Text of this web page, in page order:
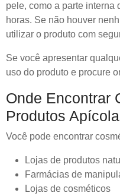
pele, como a parte interna
horas. Se não houver
utilizar o produto com
Se você apresentar
uso do produto e procure
Onde Encontrar
Produtos
Você pode encontrar
Lojas de produtos
Farmácias de
Lojas de cosméticos